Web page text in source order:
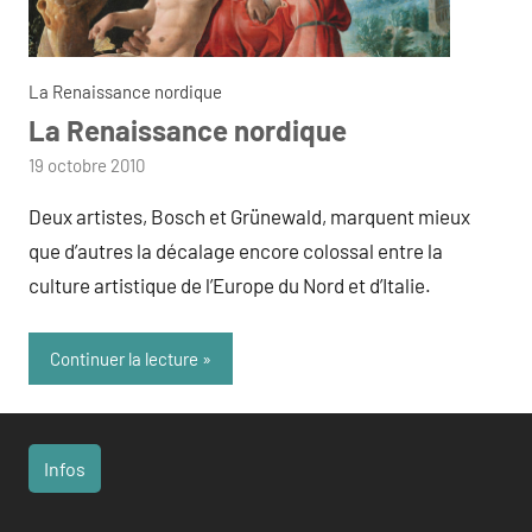
La Renaissance nordique
La Renaissance nordique
par
19 octobre 2010
Deux artistes, Bosch et Grünewald, marquent mieux
que d’autres la décalage encore colossal entre la
culture artistique de l’Europe du Nord et d’Italie.
Continuer la lecture
Infos